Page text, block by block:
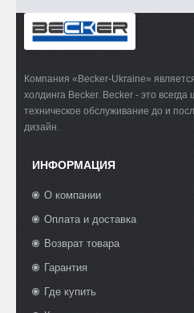
Компания «Becker-Ukraine»
холдинга Becker. Becker - это
техническое обслуживание до и
дизайн.
ИНФОРМАЦИЯ
О компании
Оплата и доставка
Возврат товара
Гарантия
Где купить